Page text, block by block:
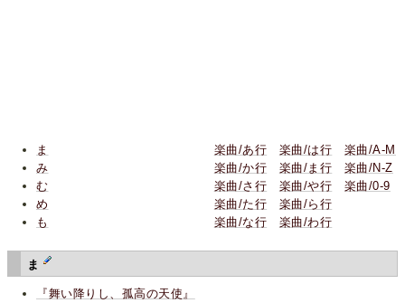
ま
み
む
め
も
楽曲/あ行 楽曲/は行
楽曲/A-M
楽曲/か行
楽曲/ま行
楽曲/N-Z
楽曲/さ行
楽曲/や行
楽曲/0-9
楽曲/た行
楽曲/ら行
楽曲/な行
楽曲/わ行
ま
『舞い降りし、孤高の天使』